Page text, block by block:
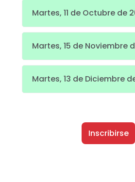
Martes, 11 de Octubre de
Martes, 15 de Noviembre
Martes, 13 de Diciembre
Inscribirse